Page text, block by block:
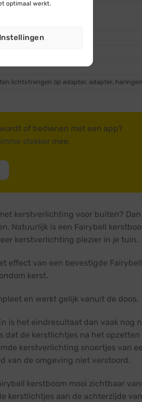
optimaal werkt.
Instellingen
lichtstrengen op adapter, adapter,
of bedienen met een app?
stekker mee.
kerstverlichting voor buiten?
Natuurlijk is een Fairybell
kerstverlichting plezier in je tuin.
effect van een bevestigde
kerst.
en werkt gelijk vanuit de doos.
is het eindresultaat dan vaak nog
dat de kerstlichtjes na het
kerstverlichting snoertjes van
van de omgeving niet verstoord.
kerstboom mooi zichtbaar
kerstlichtjes aan de achterzijde